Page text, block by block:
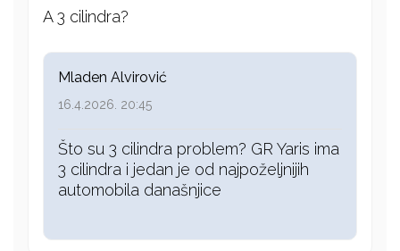
A 3 cilindra?
Mladen Alvirović
16.4.2026. 20:45
Što su 3 cilindra problem? GR Yaris ima
3 cilindra i jedan je od najpoželjnijih
automobila današnjice